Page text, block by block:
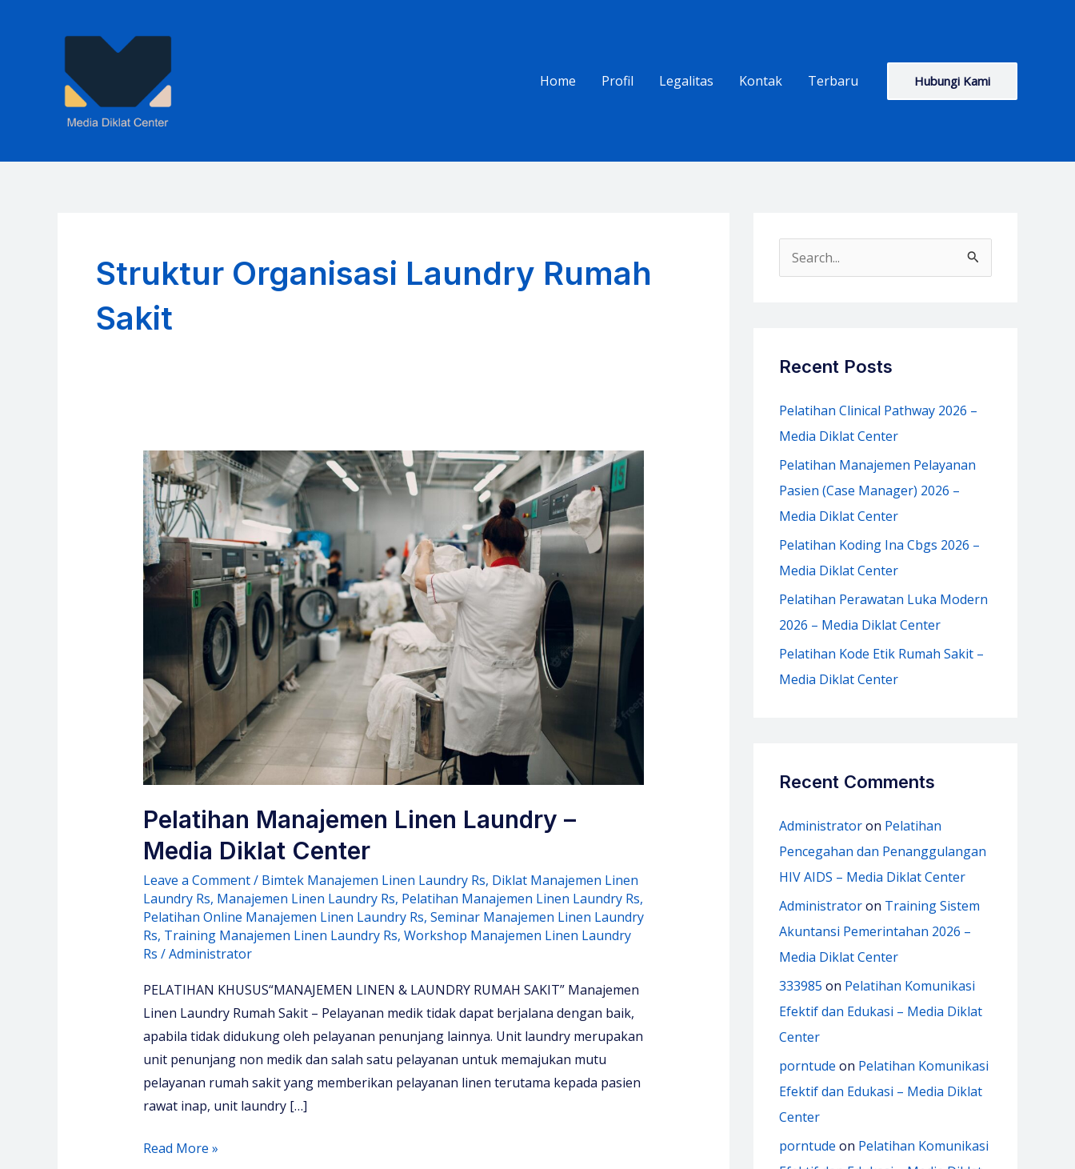
Home
Profil Legalitas Kontak Terbaru Hubungi Kami
Struktur Organisasi Laundry Rumah
Sakit
Pelatihan Manajemen Linen Laundry –
Media Diklat Center
Leave a Comment/ Bimtek Manajemen Linen Laundry Rs, Diklat Manajemen Linen
Laundry Rs, Manajemen Linen Laundry Rs, Pelatihan Manajemen Linen Laundry Rs,
Pelatihan Online Manajemen Linen Laundry Rs, Seminar Manajemen Linen Laundry
Rs, Training Manajemen Linen Laundry Rs, Workshop Manajemen Linen Laundry
Rs /Administrator
PELATIHAN KHUSUS“MANAJEMEN LINEN & LAUNDRY RUMAH SAKIT” Manajemen
Linen Laundry Rumah Sakit – Pelayanan medik tidak dapat berjalana dengan baik,
apabila tidak didukung oleh pelayanan penunjang lainnya. Unit laundry merupakan
unit penunjang non medik dan salah satu pelayanan untuk memajukan mutu
pelayanan rumah sakit yang memberikan pelayanan linen terutama kepada pasien
rawat inap, unit laundry […]
Pelatihan
Read More »
e
h
f
o
Recent Posts
Pelatihan Clinical Pathway 2026 –
Media Diklat Center
Pelatihan Manajemen Pelayanan
Pasien (Case Manager) 2026 –
Media Diklat Center
Pelatihan Koding Ina Cbgs 2026 –
Media Diklat Center
Pelatihan Perawatan Luka Modern
2026 – Media Diklat Center
Pelatihan Kode Etik Rumah Sakit –
Media Diklat Center
Recent Comments
Administratoron Pelatihan
Pencegahan dan Penanggulangan
HIV AIDS – Media Diklat Center
Administratoron Training Sistem
Akuntansi Pemerintahan 2026 –
Media Diklat Center
333985 on Pelatihan Komunikasi
Efektif dan Edukasi – Media Diklat
Center
porntude on Pelatihan Komunikasi
Efektif dan Edukasi – Media Diklat
Center
porntude on Pelatihan Komunikasi